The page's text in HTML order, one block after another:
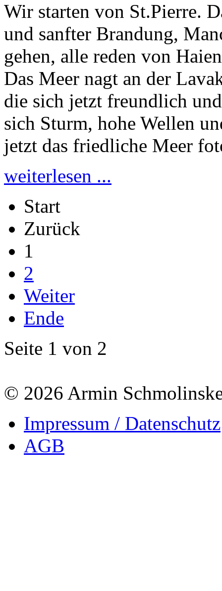
Wir starten von St.Pierre.
und sanfter Brandung,
gehen, alle reden von
Das Meer nagt an der
die sich jetzt freundlich
sich Sturm, hohe Wellen
jetzt das friedliche Meer
weiterlesen ...
Start
Zurück
1
2
Weiter
Ende
Seite 1 von 2
© 2026 Armin
Impressum / Datenschutz
AGB